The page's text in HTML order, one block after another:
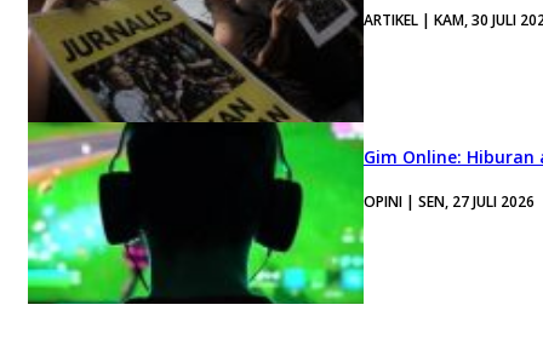
ARTIKEL | KAM, 30 JULI
Gim Online:
OPINI | SEN, 27 JULI 2026